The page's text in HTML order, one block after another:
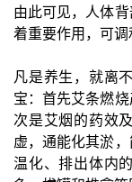
由此可见，人体
着重要作用，可调
凡是养生，就离
宝：首先艾条燃
次是艾烟的药效
虚，通能化其淤
温化、排出体内